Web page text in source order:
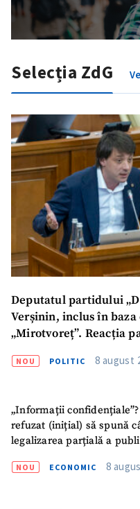
Selecția ZdG
Deputatul partidului
Verșinin, inclus în
„Mirotvoreț”. Reacția
NOU POLITIC 8 august
„Informații
refuzat (inițial) să spună
legalizarea parțială a
NOU ECONOMIC 8